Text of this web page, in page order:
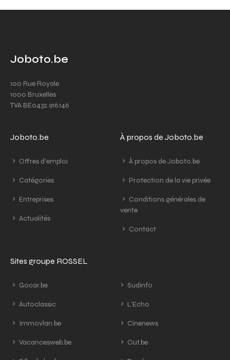
Joboto.be
100 Rue Royale
1000 Bruxelles
TVA BE0432.916.146
Joboto.be
Offres d'emploi
Catégories
Entreprises
Actualités
À propos de Joboto.be
À propos de Joboto.be
Protection de la vie privée
Conditions générales de
vente
Contact
Sites groupe ROSSEL
Gocar.be
Autoclassic
Immovlan.be
Vacancesweb.be
Sudinfo
L'Echo
Cinenews
Out.be